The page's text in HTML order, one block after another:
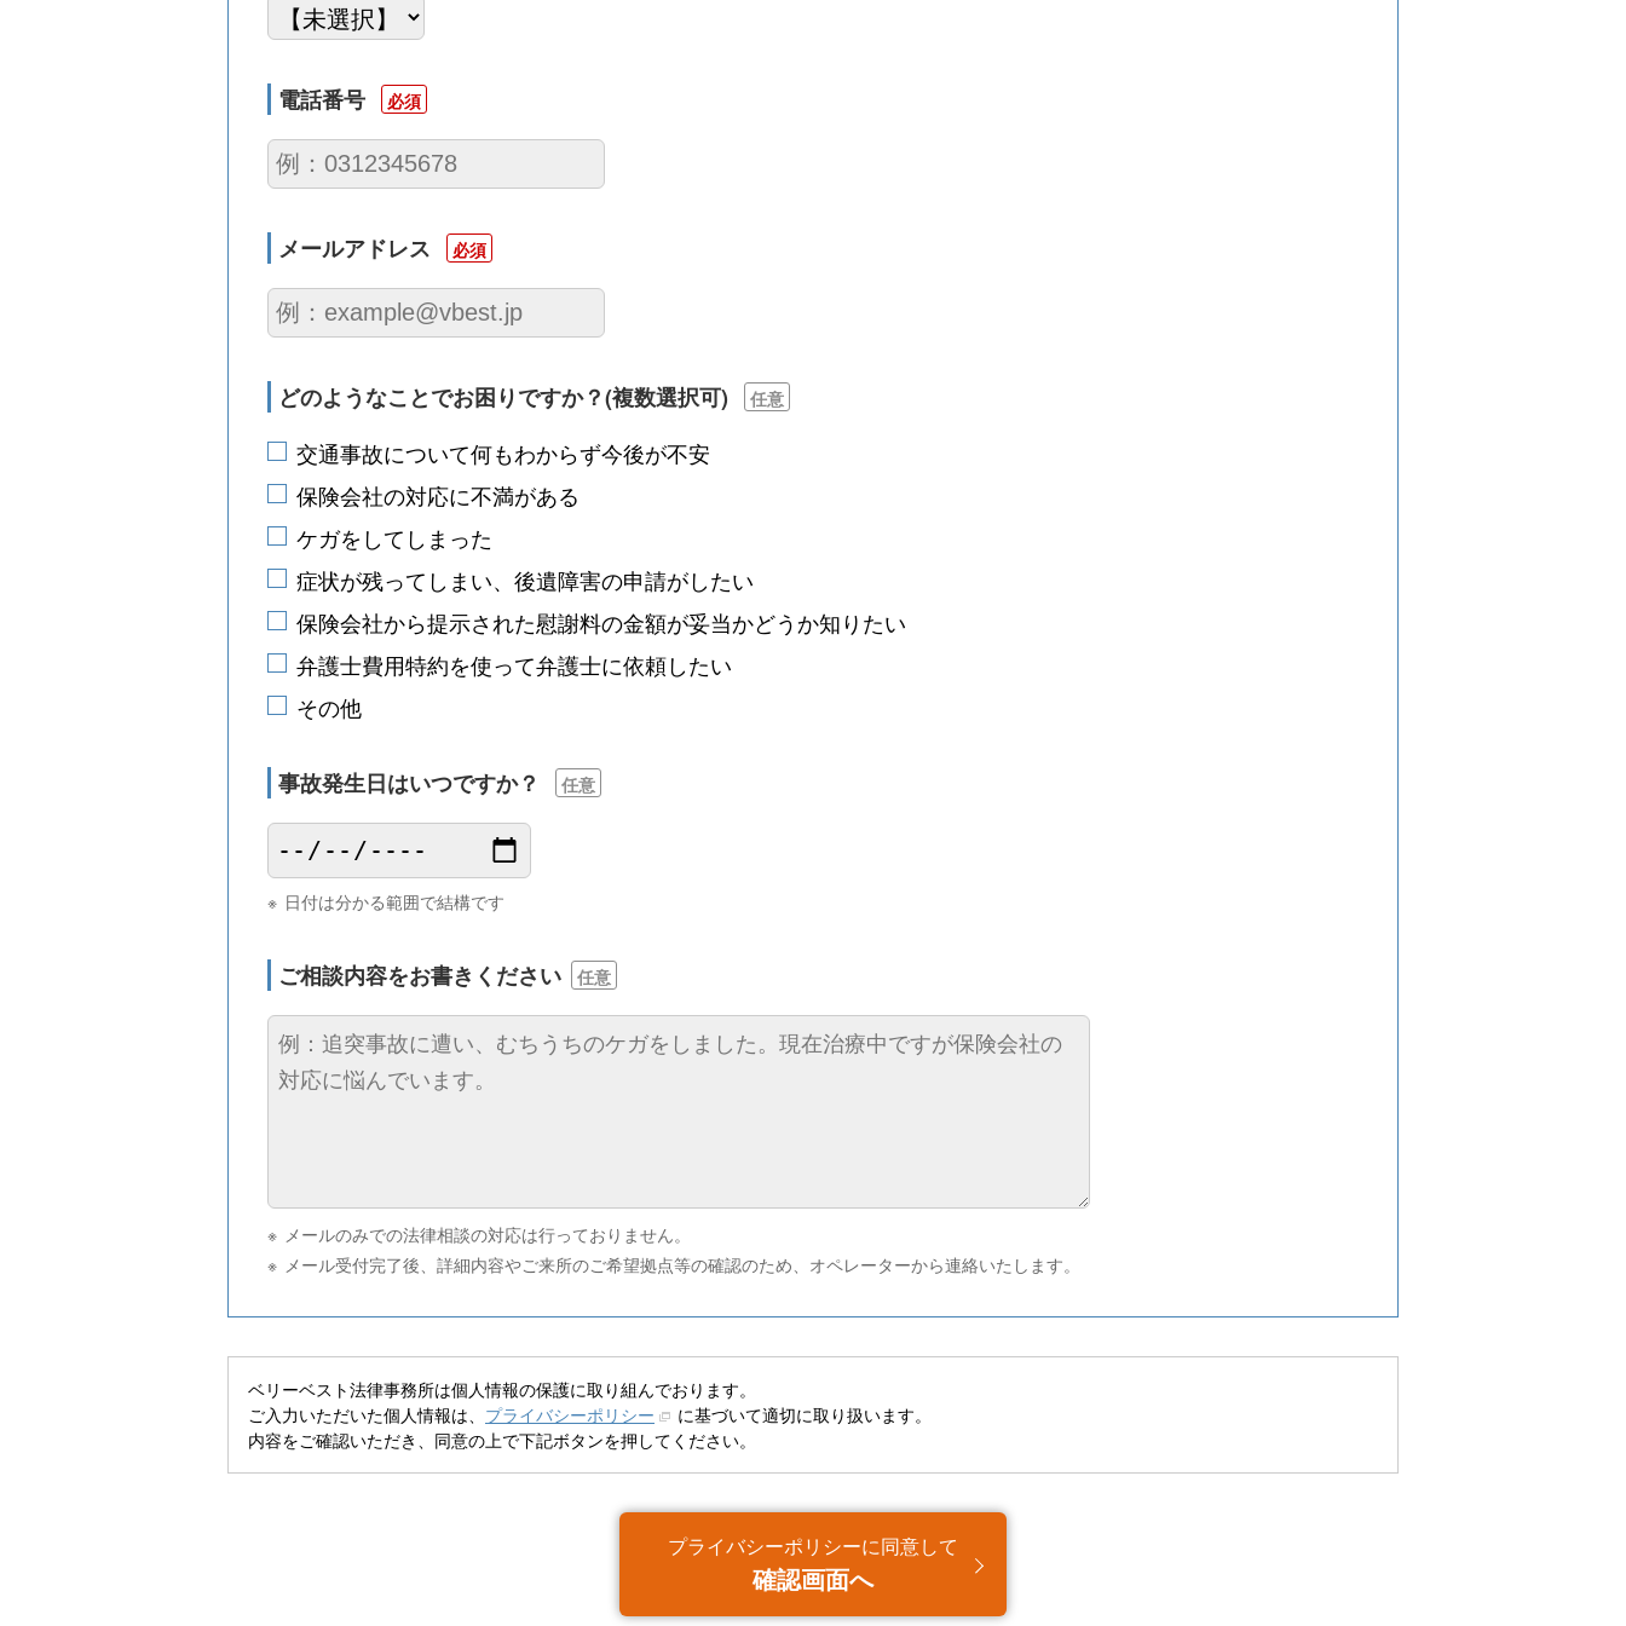
電話番号 必須
メールアドレス 必須
どのようなことでお困りですか？(複数選択可) 任意
交通事故について何もわからず今後が不安
保険会社の対応に不満がある
ケガをしてしまった
症状が残ってしまい、後遺障害の申請がしたい
保険会社から提示された慰謝料の金額が妥当かどうか知りたい
弁護士費用特約を使って弁護士に依頼したい
その他
事故発生日はいつですか？ 任意
日付は分かる範囲で結構です
ご相談内容をお書きください 任意
メールのみでの法律相談の対応は行っておりません。
メール受付完了後、詳細内容やご来所のご希望拠点等の確認のため、オペレーターから連絡いたします。
ベリーベスト法律事務所は個人情報の保護に取り組んでおります。
ご入力いただいた個人情報は、 プライバシーポリシー
に基づいて適切に取り扱います。
内容をご確認いただき、同意の上で下記ボタンを押してください。
プライバシーポリシーに同意して
確認画面へ